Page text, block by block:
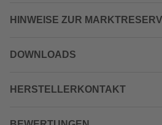
HINWEISE ZUR
DOWNLOADS
HERSTELLERKONTAKT